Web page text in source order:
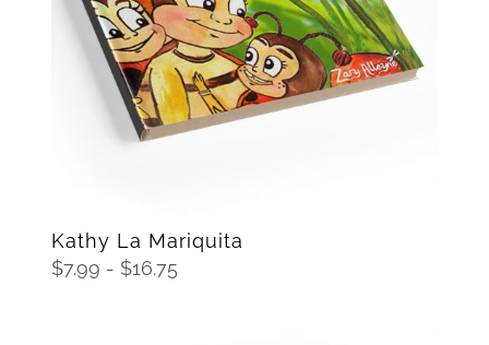
SELECCIONAR OPCIONES
/
DETAILS
Kathy La Mariquita
$7.99 - $16.75Rango